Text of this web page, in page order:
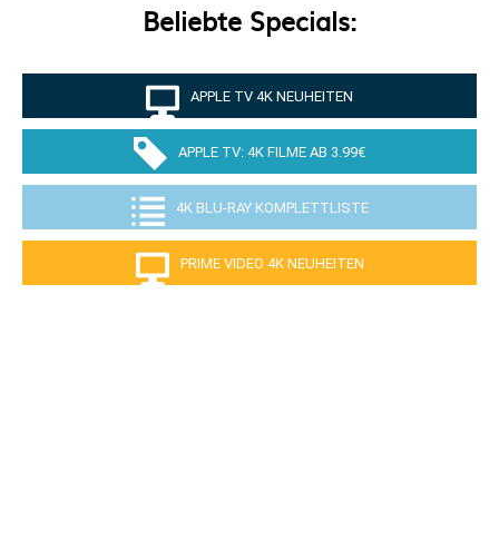
Beliebte Specials:
APPLE TV 4K NEUHEITEN
APPLE TV: 4K FILME AB 3.99€
4K BLU-RAY KOMPLETTLISTE
PRIME VIDEO 4K NEUHEITEN